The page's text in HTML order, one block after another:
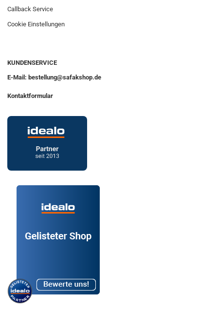
Callback Service
Cookie Einstellungen
KUNDENSERVICE
E-Mail: bestellung@safakshop.de
Kontaktformular